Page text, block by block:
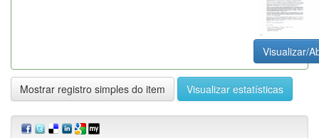
Visualizar/
Mostrar registro simples do item Visualizar estatísticas